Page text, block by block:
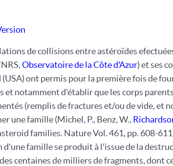
de collisions entre astéroïdes
Observatoire de la Côte d'Azur) et ses
(USA) ont permis pour la première fois de
et notamment d'établir que les corps
(remplis de fractures et/ou de vide, et
une famille (Michel, P., Benz, W.,
families. Nature Vol. 461, pp. 608-
famille se produit à l'issue de la
centaines de milliers de fragments, dont